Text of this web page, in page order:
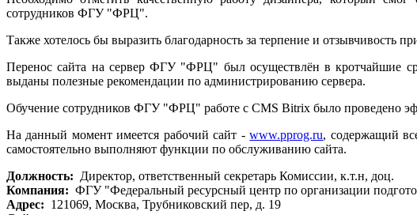
сотрудников ФГУ "ФРЦ".
Также хотелось бы выразить благодарность за терпение и отзывчивость
Перенос сайта на сервер ФГУ "ФРЦ" был осуществлён в кротчайшие
выданы полезные рекомендации по администрированию сервера.
Обучение сотрудников ФГУ "ФРЦ" работе с CMS Bitrix было проведено
На данный момент имеется рабочий сайт -www.pprog.ru, содержащий
самостоятельно выполняют функции по обслуживанию сайта.
Должность: Директор, ответственный секретарь Комиссии, к.т.н, доц.
Компания: ФГУ "Федеральный ресурсный центр по организации
Адрес: 121069, Москва, Трубниковский пер, д. 19